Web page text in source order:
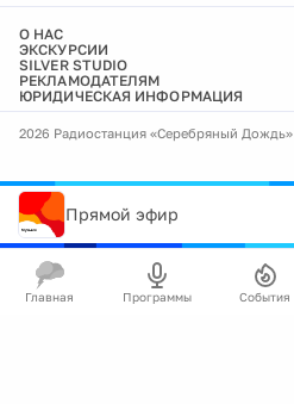
О НАС
ЭКСКУРСИИ
SILVER STUDIO
РЕКЛАМОДАТЕЛЯМ
ЮРИДИЧЕСКАЯ ИНФОРМАЦИЯ
2026 Радиостанция «Серебряный Дождь»
Прямой эфир
Главная Программы События